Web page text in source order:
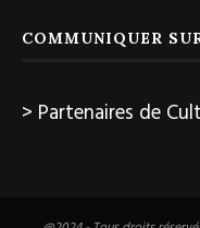
COMMUNIQUER
> Partenaires de